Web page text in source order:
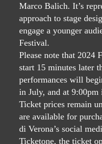
Marco Balich. It’s
approach to stage
engage a younger
Festival.
Please note that 2024
start 15 minutes later
performances will
in July, and at 9:00pm
Ticket prices remain
are available for
di Verona’s social
Ticketone, the ticket